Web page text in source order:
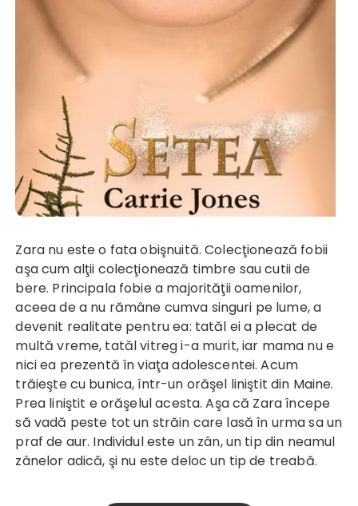
Zara nu este o fata obişnuită. Colecţionează fobii
aşa cum alţii colecţionează timbre sau cutii de
bere. Principala fobie a majorităţii oamenilor,
aceea de a nu rămâne cumva singuri pe lume, a
devenit realitate pentru ea: tatăl ei a plecat de
multă vreme, tatăl vitreg i-a murit, iar mama nu e
nici ea prezentă în viaţa adolescentei. Acum
trăieşte cu bunica, într-un orăşel liniştit din Maine.
Prea liniştit e orăşelul acesta. Aşa că Zara începe
să vadă peste tot un străin care lasă în urma sa un
praf de aur. Individul este un zân, un tip din neamul
zânelor adică, şi nu este deloc un tip de treabă.